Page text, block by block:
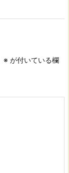
※ が付いている欄